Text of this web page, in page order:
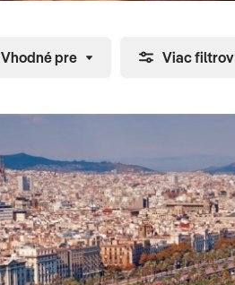
Vhodné pre Viac filtrov